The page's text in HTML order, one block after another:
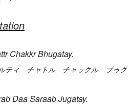
Chakkr Bhugatay.
ティ チャトル チャックル ブゥグ
Daa Saraab Jugatay.